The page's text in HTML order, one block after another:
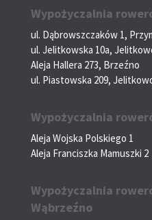
Wypożyczalnia
ul. Dąbrowszczaków 1,
ul. Jelitkowska 10a,
Aleja Hallera 273, Brzeźno
ul. Piastowska 209,
Wypożyczalnia
Aleja Wojska Polskiego 1
Aleja Franciszka Mamuszki 2
Wypożyczalnia
Wąbrzeźno